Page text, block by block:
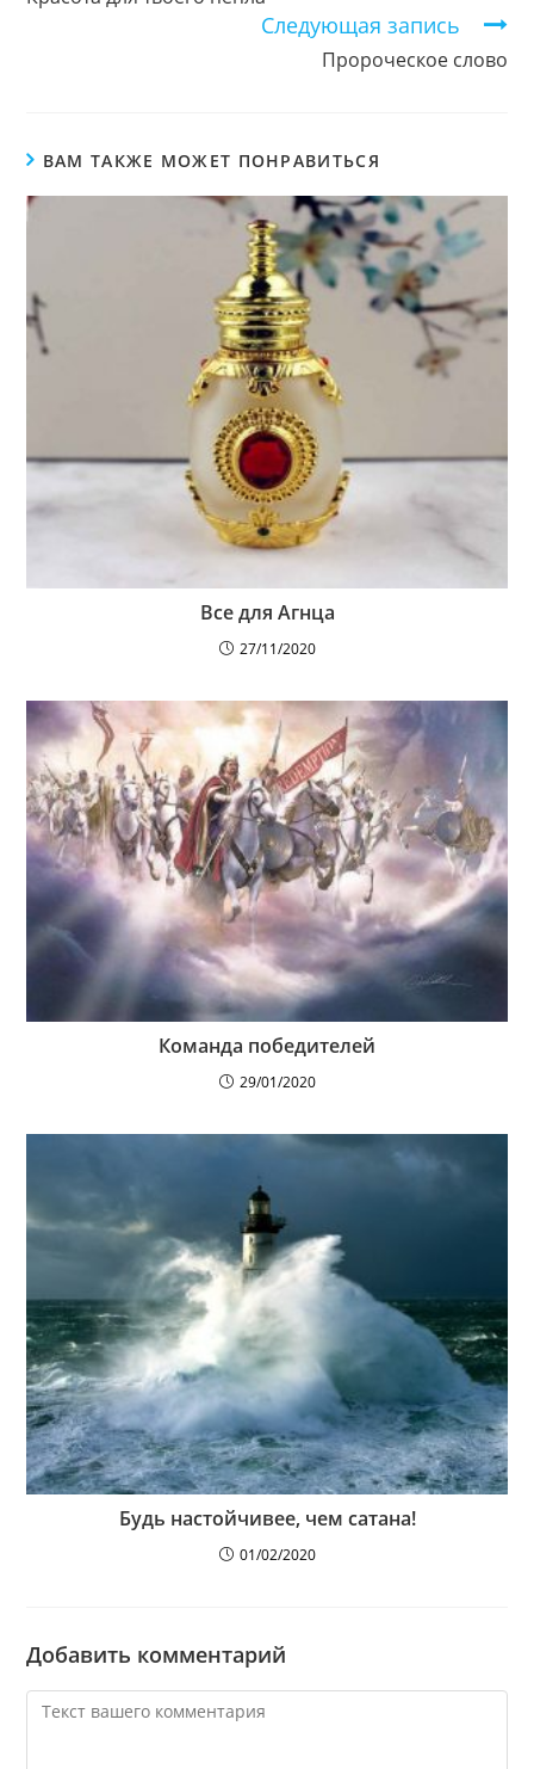
Следующая запись
Пророческое слово
ВАМ ТАКЖЕ МОЖЕТ ПОНРАВИТЬСЯ
Все для Агнца
27/11/2020
Команда победителей
29/01/2020
Будь настойчивее, чем сатана!
01/02/2020
Добавить комментарий